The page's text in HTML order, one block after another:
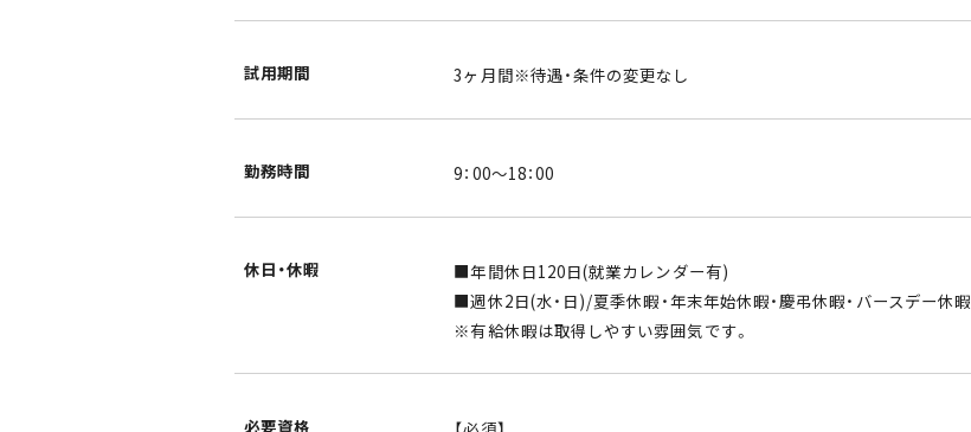
試用期間 3ヶ月間※待遇・条件の変更なし
勤務時間 9：00～18：00
休日・休暇
■年間休日120日(就業カレンダー有)
■週休2日(水・日)/夏季休暇・年末年始休暇・慶弔休暇・バースデー休暇
※有給休暇は取得しやすい雰囲気です。
必要資格